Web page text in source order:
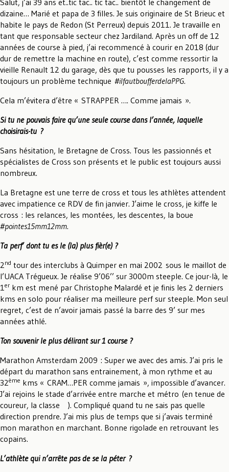
Salut, j’ai 39 ans et..tic tac.. tic tac.. bientôt le changement de
dizaine… Marié et papa de 3 filles. Je suis originaire de St Brieuc et
habite le pays de Redon (St Perreux) depuis 2011. Je travaille en
tant que responsable secteur chez Jardiland. Après un off de 12
années de course à pied, j’ai recommencé à courir en 2018 (dur
dur de remettre la machine en route), c’est comme ressortir la
vieille Renault 12 du garage, dès que tu pousses les rapports, il y a
toujours un problème technique #ilfautboufferdelaPPG.
Cela m’évitera d’être « STRAPPER …. Comme jamais ».
Si tu ne pouvais faire qu’une seule course dans l’année, laquelle
choisirais-tu ?
Sans hésitation, le Bretagne de Cross. Tous les passionnés et
spécialistes de Cross son présents et le public est toujours aussi
nombreux.
La Bretagne est une terre de cross et tous les athlètes attendent
avec impatience ce RDV de fin janvier. J’aime le cross, je kiffe le
cross : les relances, les montées, les descentes, la boue
#pointes15mm12mm.
Ta perf’ dont tu es le (la) plus fièr(e) ?
2nd tour des interclubs à Quimper en mai 2002 sous le maillot de
l’UACA Trégueux. Je réalise 9’06’’ sur 3000m steeple. Ce jour-là, le
1er km est mené par Christophe Malardé et je finis les 2 derniers
kms en solo pour réaliser ma meilleure perf sur steeple. Mon seul
regret, c’est de n’avoir jamais passé la barre des 9’ sur mes
années athlé.
Ton souvenir le plus délirant sur 1 course ?
Marathon Amsterdam 2009 : Super we avec des amis. J’ai pris le
départ du marathon sans entrainement, à mon rythme et au
32ème kms « CRAM…PER comme jamais », impossible d’avancer.
J’ai rejoins le stade d’arrivée entre marche et métro (en tenue de
coureur, la classe ). Compliqué quand tu ne sais pas quelle
direction prendre. J’ai mis plus de temps que si j’avais terminé
mon marathon en marchant. Bonne rigolade en retrouvant les
copains.
L’athlète qui n’arrête pas de se la péter ?